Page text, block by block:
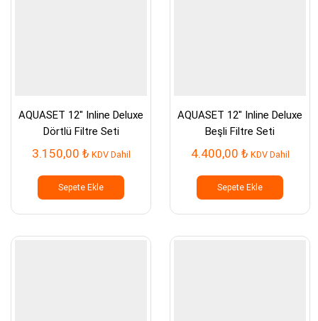
AQUASET 12″ Inline Deluxe
Dörtlü Filtre Seti
3.150,00 ₺ KDV Dahil
Sepete Ekle
AQUASET 12″ Inline Deluxe
Beşli Filtre Seti
4.400,00 ₺ KDV Dahil
Sepete Ekle